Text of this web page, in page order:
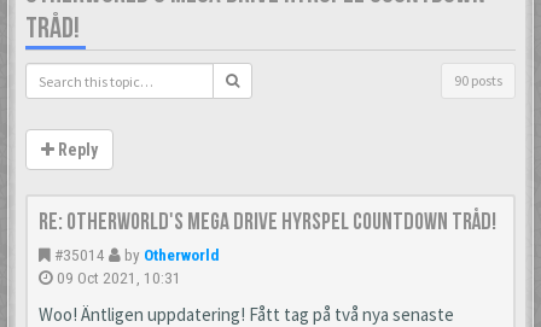
TRÅD!
90 posts
Reply
Re: Otherworld's Mega Drive Hyrspel Countdown Tråd!
#35014 by Otherworld
09 Oct 2021, 10:31
Woo! Äntligen uppdatering! Fått tag på två nya senaste